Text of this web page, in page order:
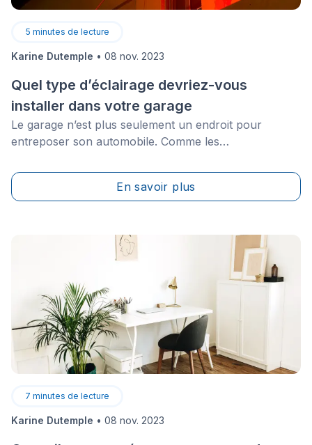
5 minutes de lecture
Karine Dutemple • 08 nov. 2023
Quel type d’éclairage devriez-vous
installer dans votre garage
Le garage n’est plus seulement un endroit pour
entreposer son automobile. Comme les
l'aménagement de leur espace personnel, le garage
est souvent utilisé comme un espace de travail
En savoir plus
7 minutes de lecture
Karine Dutemple • 08 nov. 2023